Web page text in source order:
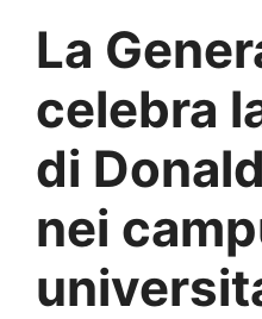
La
celebra
di
nei